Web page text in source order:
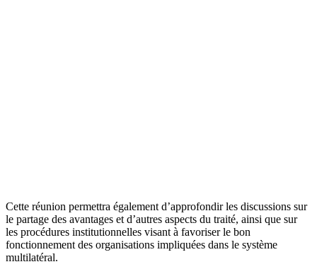
Cette réunion permettra également d’approfondir les discussions sur
le partage des avantages et d’autres aspects du traité, ainsi que sur
les procédures institutionnelles visant à favoriser le bon
fonctionnement des organisations impliquées dans le système
multilatéral.